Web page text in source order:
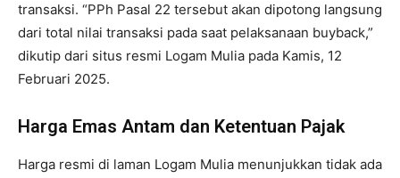
transaksi. “PPh Pasal 22 tersebut akan dipotong langsung
dari total nilai transaksi pada saat pelaksanaan buyback,”
dikutip dari situs resmi Logam Mulia pada Kamis, 12
Februari 2025.
Harga Emas Antam dan Ketentuan Pajak
Harga resmi di laman Logam Mulia menunjukkan tidak ada